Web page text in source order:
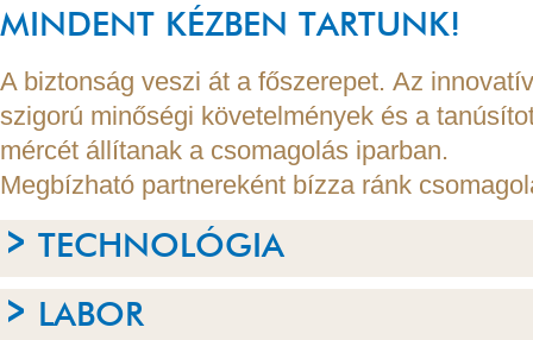
MINDENT KÉZBEN TARTUNK!
A biztonság veszi át a főszerepet. Az
szigorú minőségi követelmények és a
mércét állítanak a csomagolás iparban.
Megbízható partnereként bízza ránk
TECHNOLÓGIA
LABOR